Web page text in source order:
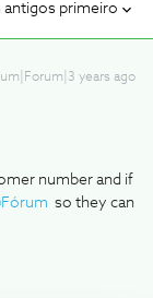
antigos primeiro
years ago
number and if
so they can